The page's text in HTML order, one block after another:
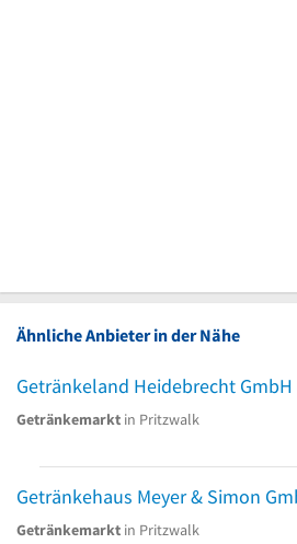
Ähnliche Anbieter in der Nähe
Getränkeland Heidebrecht GmbH
Getränkemarkt in Pritzwalk
Getränkehaus Meyer & Simon
Getränkemarkt in Pritzwalk